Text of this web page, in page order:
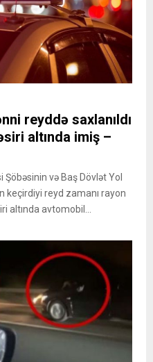
reyddə saxlanıldı
altında imiş –
və Baş Dövlət Yol
keçirdiyi reyd zamanı rayon
altında avtomobil...